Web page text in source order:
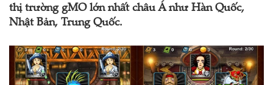
thị trường gMO lớn nhất châu Á như Hàn Quốc,
Nhật Bản, Trung Quốc.